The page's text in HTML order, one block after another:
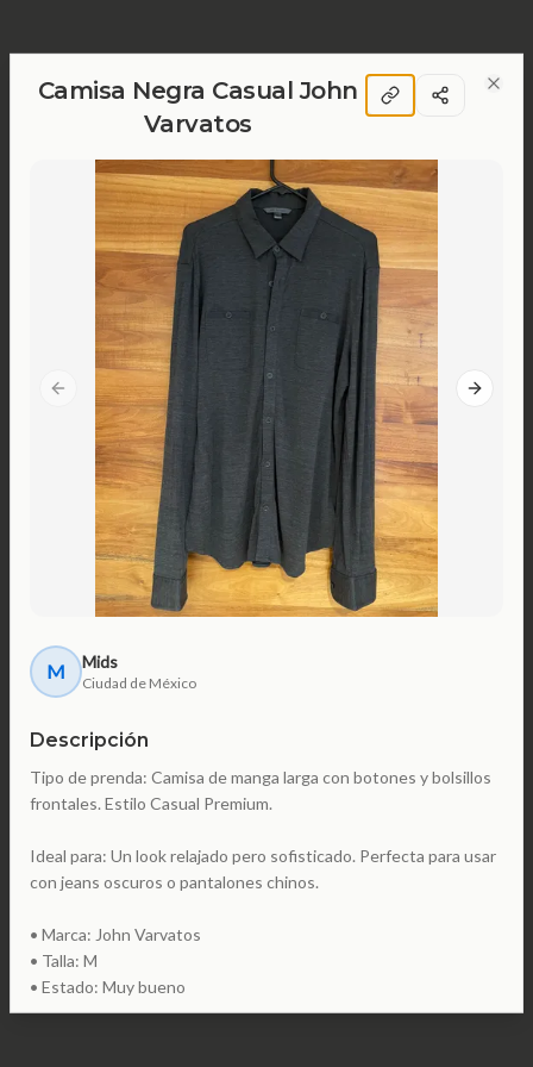
Camisa Negra Casual John
Varvatos
Previous slide Next
M Mids
Ciudad de México
Descripción
Tipo de prenda: Camisa de manga larga con botones y bolsillos
frontales. Estilo Casual Premium.
Ideal para: Un look relajado pero sofisticado. Perfecta para usar
con jeans oscuros o pantalones chinos.
• Marca: John Varvatos
• Talla: M
• Estado: Muy bueno